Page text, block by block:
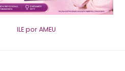
ILE por AMEU